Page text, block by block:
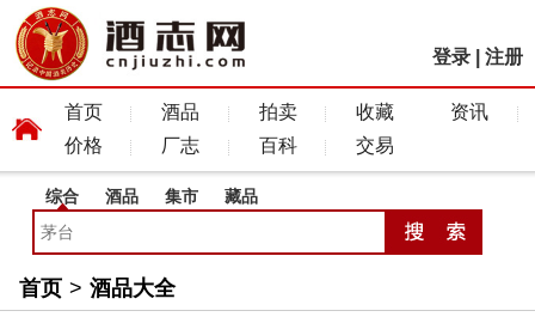
登录 注册
首页 酒品 拍卖 收藏
资讯
价格
厂志 百科 交易
综合 酒品 集市 藏品
首页 > 酒品大全